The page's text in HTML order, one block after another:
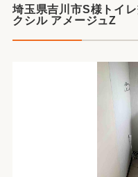
埼玉県吉川市S様トイ
クシル アメージュZ